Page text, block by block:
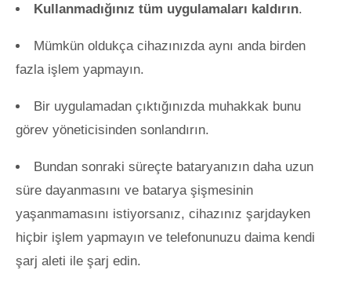
Kullanmadığınız tüm uygulamaları kaldırın.
Mümkün oldukça cihazınızda aynı anda birden
fazla işlem yapmayın.
Bir uygulamadan çıktığınızda muhakkak bunu
görev yöneticisinden sonlandırın.
Bundan sonraki süreçte bataryanızın daha uzun
süre dayanmasını ve batarya şişmesinin
yaşanmamasını istiyorsanız, cihazınız şarjdayken
hiçbir işlem yapmayın ve telefonunuzu daima kendi
şarj aleti ile şarj edin.